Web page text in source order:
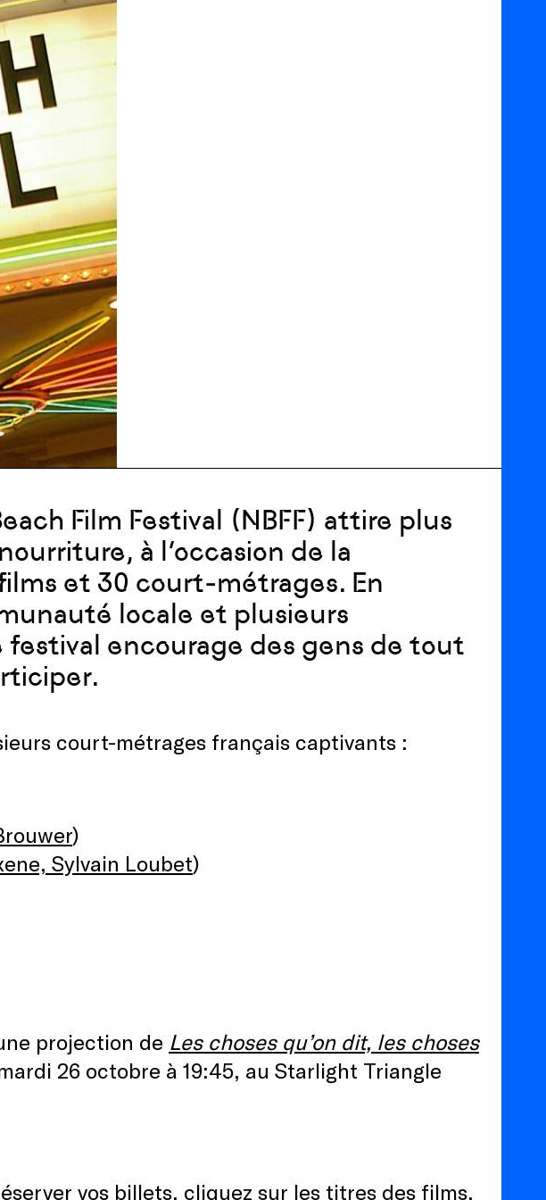
Film Festival (NBFF) attire plus
à l’occasion de la
et 30 court-métrages. En
locale et plusieurs
encourage des gens de tout
court-métrages français captivants :
)
Sylvain Loubet)
projection de Les choses qu’on dit, les choses
26 octobre à 19:45, au Starlight Triangle
vos billets, cliquez sur les titres des films.